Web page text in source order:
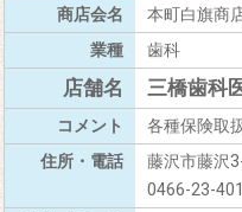
本町白旗商
歯科
三橋歯科
各種保険取
藤沢市藤沢
0466-23-